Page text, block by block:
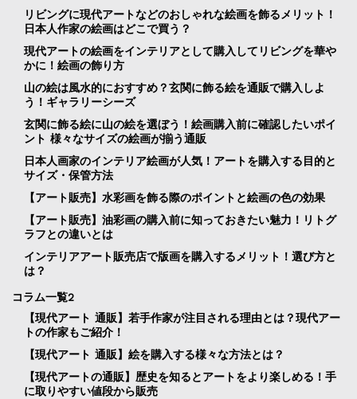
リビングに現代アートなどのおしゃれな絵画を飾るメリット！
日本人作家の絵画はどこで買う？
現代アートの絵画をインテリアとして購入してリビングを華や
かに！絵画の飾り方
山の絵は風水的におすすめ？玄関に飾る絵を通販で購入しよ
う！ギャラリーシーズ
玄関に飾る絵に山の絵を選ぼう！絵画購入前に確認したいポイ
ント 様々なサイズの絵画が揃う通販
日本人画家のインテリア絵画が人気！アートを購入する目的と
サイズ・保管方法
【アート販売】水彩画を飾る際のポイントと絵画の色の効果
【アート販売】油彩画の購入前に知っておきたい魅力！リトグ
ラフとの違いとは
インテリアアート販売店で版画を購入するメリット！選び方と
は？
コラム一覧2
【現代アート 通販】若手作家が注目される理由とは？現代アー
トの作家もご紹介！
【現代アート 通販】絵を購入する様々な方法とは？
【現代アートの通販】歴史を知るとアートをより楽しめる！手
に取りやすい値段から販売